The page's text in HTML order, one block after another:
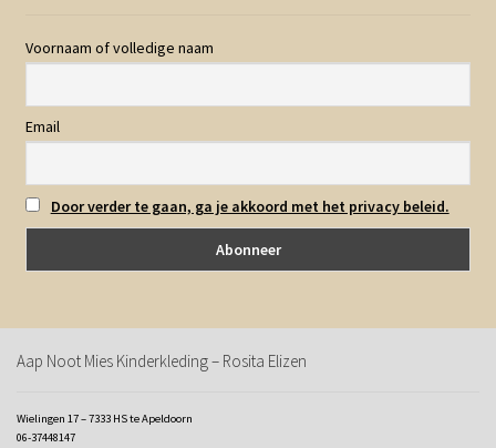
Voornaam of volledige naam
Email
Door verder te gaan, ga je akkoord met het privacy beleid.
Aap Noot Mies Kinderkleding – Rosita Elizen
Wielingen 17 – 7333 HS te Apeldoorn
06-37448147